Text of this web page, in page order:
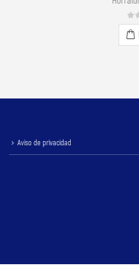
0
Aviso de privacidad